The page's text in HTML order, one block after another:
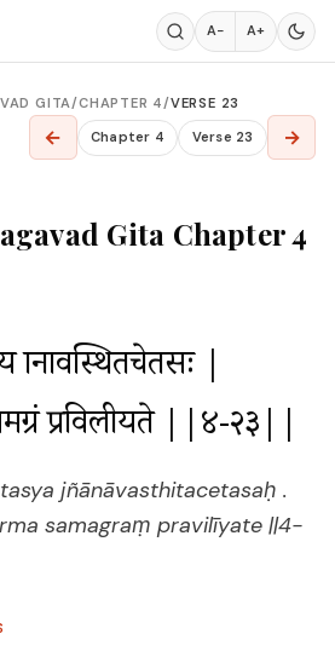
A− A+
GITA/CHAPTER 4/VERSE 23
← Chapter 4 Verse 23 →
Gita Chapter 4
|
समग्रं प्रविलीयते ||४-२३||
jñānāvasthitacetasaḥ .
samagraṃ pravilīyate ||4-